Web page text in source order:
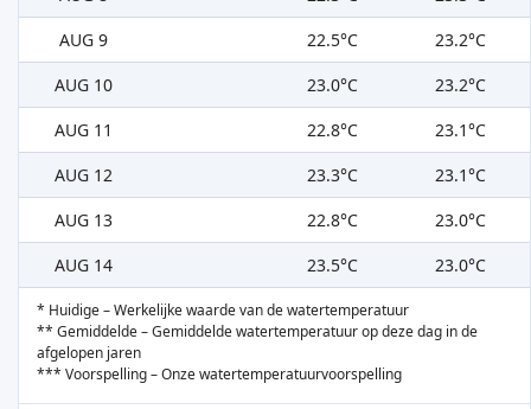
AUG 9
22.5°C
23.2°C
AUG 10
23.0°C
23.2°C
AUG 11
22.8°C
23.1°C
AUG 12
23.3°C
23.1°C
AUG 13
22.8°C
23.0°C
AUG 14
23.5°C 23.0°C
* Huidige – Werkelijke waarde van de watertemperatuur
** Gemiddelde – Gemiddelde watertemperatuur op deze dag in de
afgelopen jaren
*** Voorspelling – Onze watertemperatuurvoorspelling